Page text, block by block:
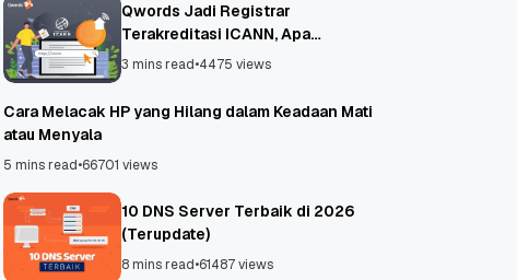
Qwords Jadi Registrar
Terakreditasi ICANN, Apa
Untungnya?
3 mins read•4475 views
Cara Melacak HP yang Hilang dalam Keadaan Mati
atau Menyala
5 mins read•66701 views
10 DNS Server Terbaik di 2026
(Terupdate)
8 mins read•61487 views